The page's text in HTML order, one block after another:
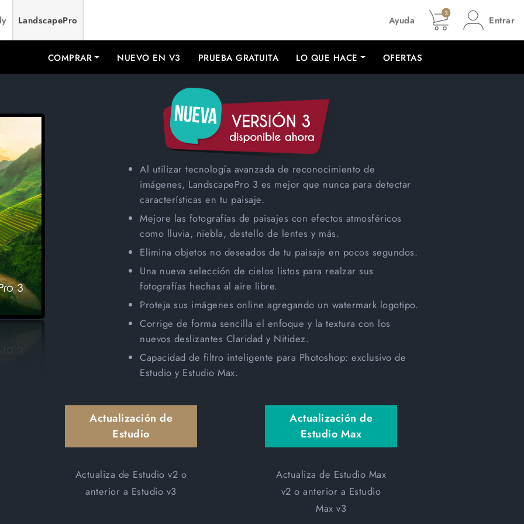
LandscapePro Ayuda
3
Entrar
COMPRAR NUEVO EN V3 PRUEBA GRATUITA LO QUE HACE OFERTAS
Al utilizar tecnología avanzada de reconocimiento de
imágenes, LandscapePro 3 es mejor que nunca para detectar
características en tu paisaje.
Mejore las fotografías de paisajes con efectos atmosféricos
como lluvia, niebla, destello de lentes y más.
Elimina objetos no deseados de tu paisaje en pocos segundos.
Una nueva selección de cielos listos para realzar sus
fotografías hechas al aire libre.
Proteja sus imágenes online agregando un watermark logotipo.
Corrige de forma sencilla el enfoque y la textura con los
nuevos deslizantes Claridad y Nitidez.
Capacidad de filtro inteligente para Photoshop: exclusivo de
Estudio y Estudio Max.
Actualización de
Estudio
Actualiza de Estudio v2 o
anterior a Estudio v3
Actualización de
Estudio Max
Actualiza de Estudio Max
v2 o anterior a Estudio
Max v3